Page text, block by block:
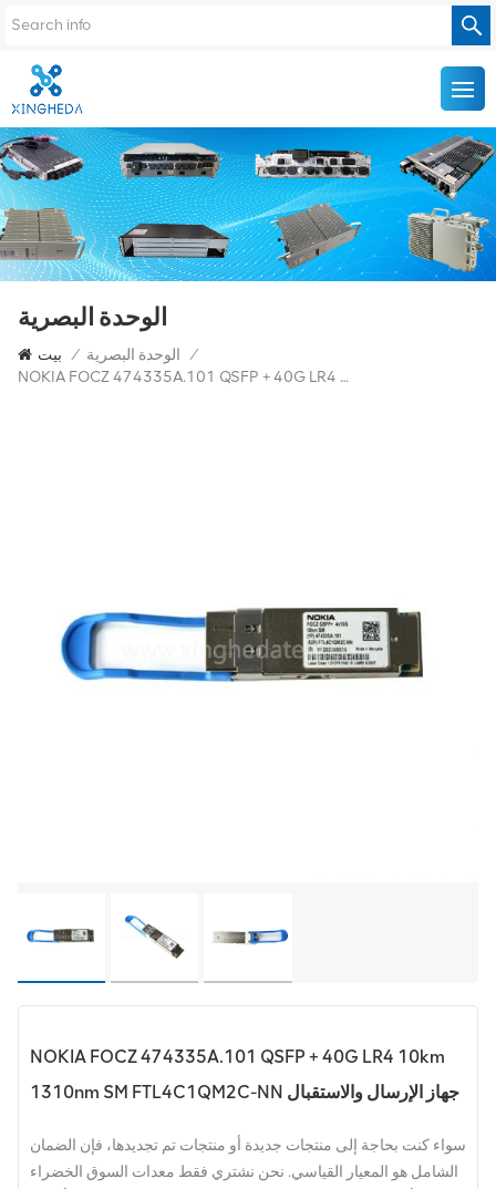
الوحدة البصرية
بيت / الوحدة البصرية /
NOKIA FOCZ 474335A.101 QSFP + 40G LR4 10km 1310nm SM FTL4C1QM2C-NN جهاز الإرسال والاستقبال
NOKIA FOCZ 474335A.101 QSFP + 40G LR4 10km
1310nm SM FTL4C1QM2C-NN جهاز الإرسال والاستقبال
سواء كنت بحاجة إلى منتجات جديدة أو منتجات تم تجديدها، فإن الضمان
الشامل هو المعيار القياسي. نحن نشتري فقط معدات السوق الخضراء